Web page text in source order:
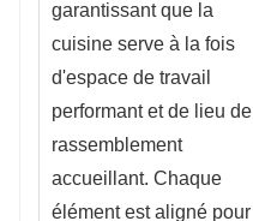
garantissant que la
cuisine serve à la fois
d'espace de travail
performant et de lieu de
rassemblement
accueillant. Chaque
élément est aligné pour